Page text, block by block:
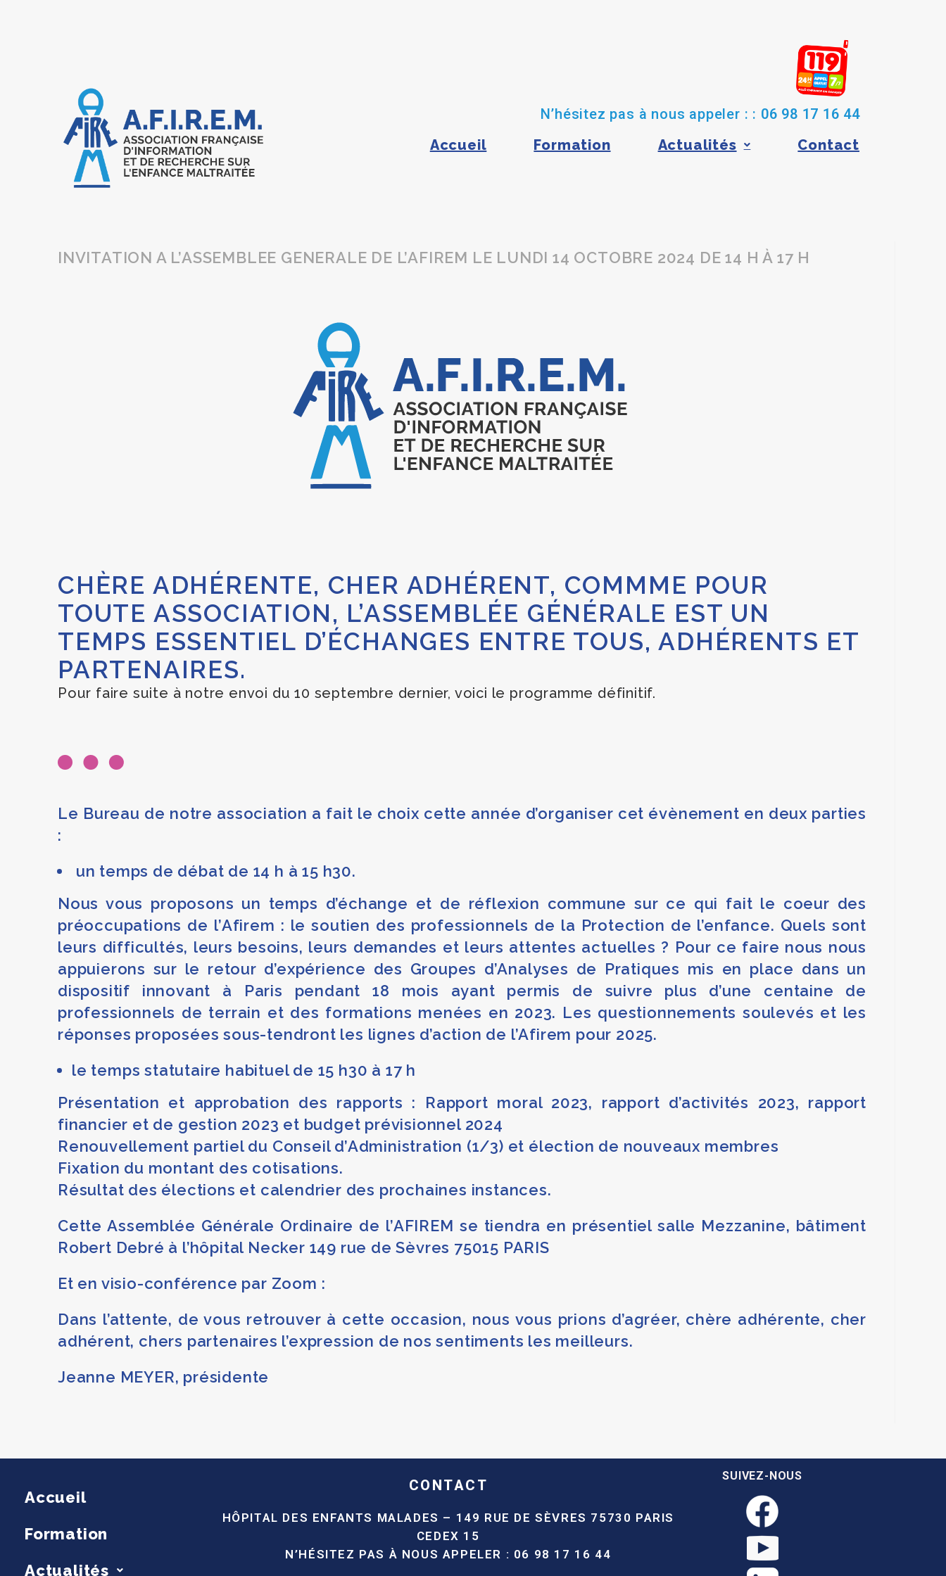
N’hésitez pas à nous appeler : : 06 98 17 16 44
Accueil
Formation Actualités Contact
INVITATION A L’ASSEMBLEE GENERALE DE L’AFIREM LE LUNDI 14 OCTOBRE 2024 DE 14 H À 17 H
CHÈRE ADHÉRENTE, CHER ADHÉRENT, COMMME POUR
TOUTE ASSOCIATION, L’ASSEMBLÉE GÉNÉRALE EST UN
TEMPS ESSENTIEL D’ÉCHANGES ENTRE TOUS, ADHÉRENTS ET
PARTENAIRES.
Pour faire suite à notre envoi du 10 septembre dernier, voici le programme définitif.
Le Bureau de notre association a fait le choix cette année d’organiser cet évènement en deux parties
:
un temps de débat de 14 h à 15 h30.
Nous vous proposons un temps d’échange et de réflexion commune sur ce qui fait le coeur des
préoccupations de l’Afirem : le soutien des professionnels de la Protection de l’enfance. Quels sont
leurs difficultés, leurs besoins, leurs demandes et leurs attentes actuelles ? Pour ce faire nous nous
appuierons sur le retour d’expérience des Groupes d’Analyses de Pratiques mis en place dans un
dispositif innovant à Paris pendant 18 mois ayant permis de suivre plus d’une centaine de
professionnels de terrain et des formations menées en 2023. Les questionnements soulevés et les
réponses proposées sous-tendront les lignes d’action de l’Afirem pour 2025.
le temps statutaire habituel de 15 h30 à 17 h
Présentation et approbation des rapports : Rapport moral 2023, rapport d’activités 2023, rapport
financier et de gestion 2023 et budget prévisionnel 2024
Renouvellement partiel du Conseil d’Administration (1/3) et élection de nouveaux membres
Fixation du montant des cotisations.
Résultat des élections et calendrier des prochaines instances.
Cette Assemblée Générale Ordinaire de l’AFIREM se tiendra en présentiel salle Mezzanine, bâtiment
Robert Debré à l’hôpital Necker 149 rue de Sèvres 75015 PARIS
Et en visio-conférence par Zoom :
Dans l’attente, de vous retrouver à cette occasion, nous vous prions d’agréer, chère adhérente, cher
adhérent, chers partenaires l’expression de nos sentiments les meilleurs.
Jeanne MEYER, présidente
Accueil
Formation
Actualités
CONTACT
HÔPITAL DES ENFANTS MALADES – 149 RUE DE SÈVRES 75730 PARIS
CEDEX 15
N’HÉSITEZ PAS À NOUS APPELER : 06 98 17 16 44
SUIVEZ-NOUS